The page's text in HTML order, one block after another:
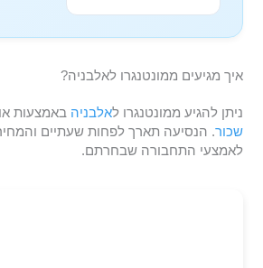
איך מגיעים ממונטנגרו לאלבניה?
ניתן להגיע ממונטנגרו לאלבניה באמצעות
שכור. הנסיעה תארך לפחות שעתיים
לאמצעי התחבורה שבחרתם.